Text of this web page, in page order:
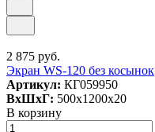
2 875 руб.
Экран WS-120 без косынок
Артикул: КГ059950
ВxШxГ: 500x1200x20
В корзину